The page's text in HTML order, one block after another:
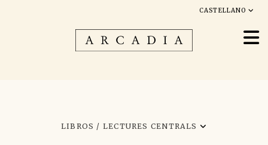
CASTELLANO
LIBROS / LECTURES CENTRALS